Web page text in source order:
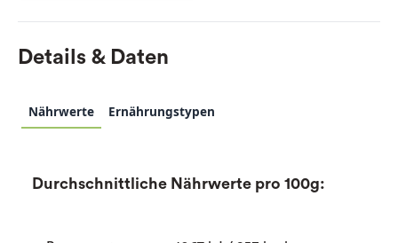
Details & Daten
Nährwerte Ernährungstypen
Durchschnittliche Nährwerte pro 100g: